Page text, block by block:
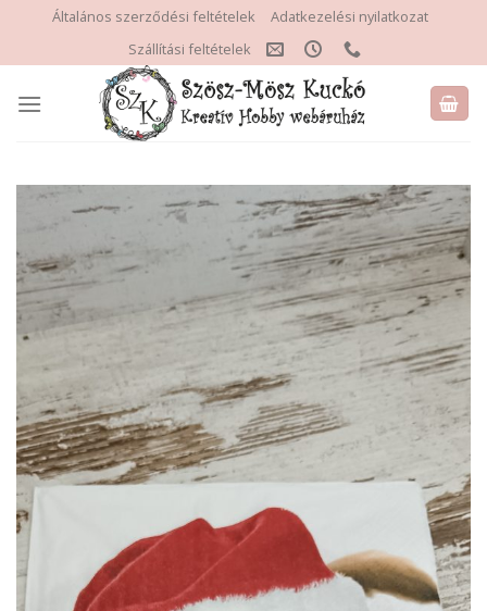
content
Általános szerződési feltételek
Adatkezelési nyilatkozat
Szállítási feltételek